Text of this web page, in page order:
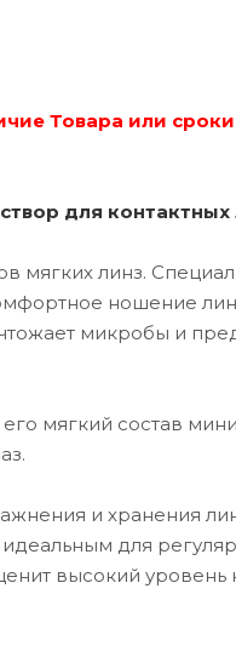
Товара или
для контактных
мягких линз.
ношение
микробы и
мягкий состав
и хранения
для
высокий уровень